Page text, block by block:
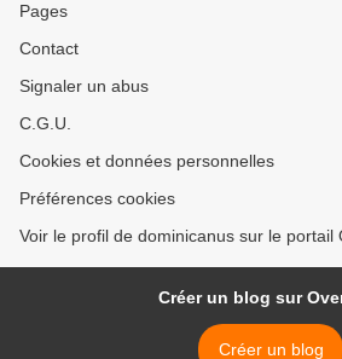
Pages
Contact
Signaler un abus
C.G.U.
Cookies et données personnelles
Préférences cookies
Voir le profil de dominicanus sur le portail
Créer un blog sur
Créer un blog